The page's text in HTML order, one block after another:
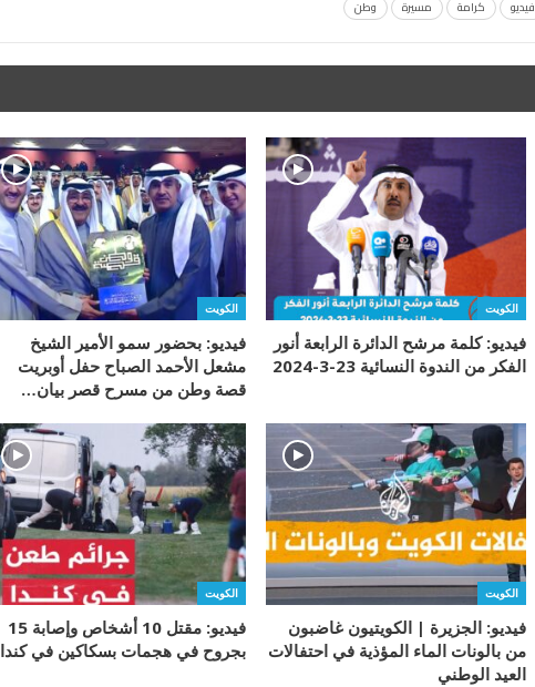
فيديو كرامة مسيرة وطن
الكويت
فيديو: كلمة مرشح الدائرة الرابعة أنور
الفكر من الندوة النسائية 23-3-2024
الكويت
فيديو: بحضور سمو الأمير الشيخ
مشعل الأحمد الصباح حفل أوبريت
قصة وطن من مسرح قصر بيان…
الكويت
فيديو: الجزيرة | الكويتيون غاضبون
من بالونات الماء المؤذية في احتفالات
العيد الوطني
الكويت
فيديو: مقتل 10 أشخاص وإصابة 15
بجروح في هجمات بسكاكين في كندا